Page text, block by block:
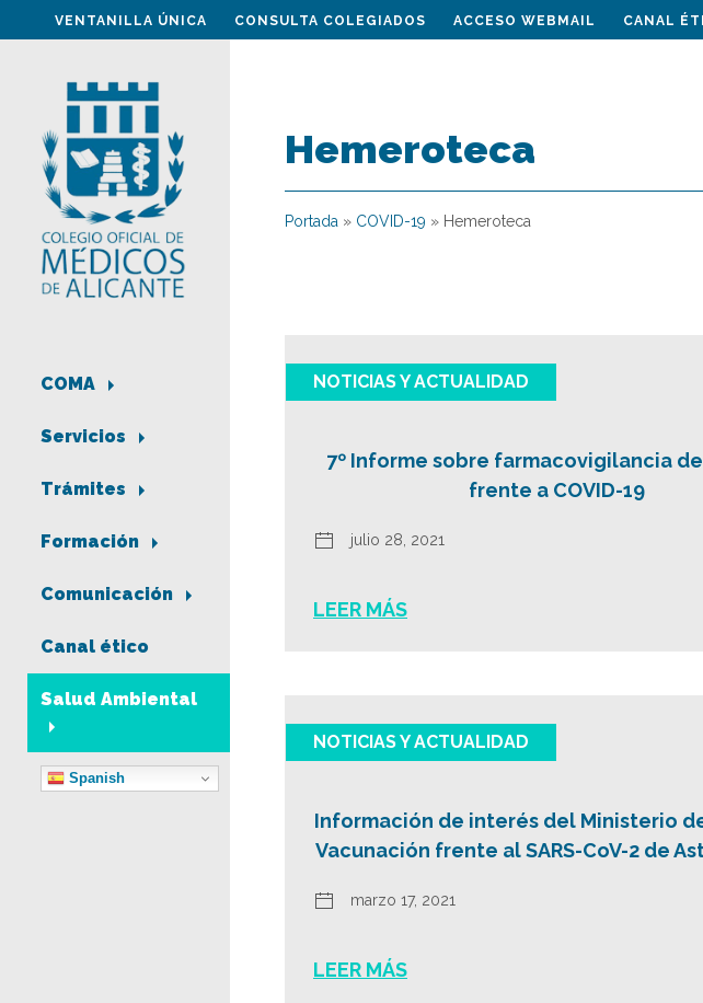
VENTANILLA ÚNICA CONSULTA COLEGIADOS ACCESO WEBMAIL CANAL
COMA
Servicios
Trámites
Formación
Comunicación
Canal ético
Salud Ambiental
Spanish
Hemeroteca
Portada » COVID-19 » Hemeroteca
NOTICIAS Y ACTUALIDAD
7º Informe sobre farmacovigilancia
frente a COVID-19
julio 28, 2021
LEER MÁS
NOTICIAS Y ACTUALIDAD
Información de interés del Ministerio
Vacunación frente al SARS-CoV-2 de
marzo 17, 2021
LEER MÁS